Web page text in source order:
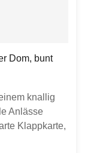
Dom, bunt
knallig
Anlässe
Klappkarte,